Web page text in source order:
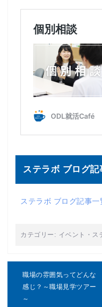
ステラボ ブログ記
ステラボ ブログ記事一
カテゴリー: イベント ・ ス
職場の雰囲気ってどんな
感じ？～職場見学ツアー
～